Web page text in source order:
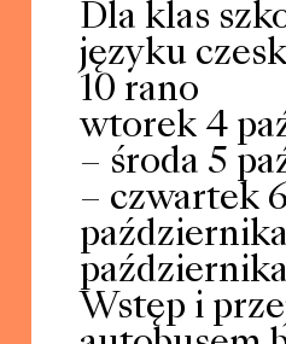
Dla klas
języku
10 rano
wtorek 4
– środa 5
– czwartek 6
października
Wstęp i